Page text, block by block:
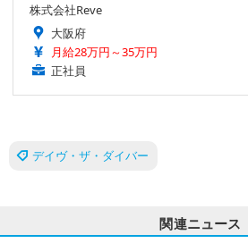
株式会社Reve
大阪府
月給28万円～35万円
正社員
デイヴ・ザ・ダイバー
関連ニュース